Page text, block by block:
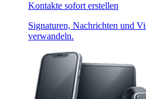
Kontakte sofort erstellen
Signaturen, Nachrichten und
verwandeln.